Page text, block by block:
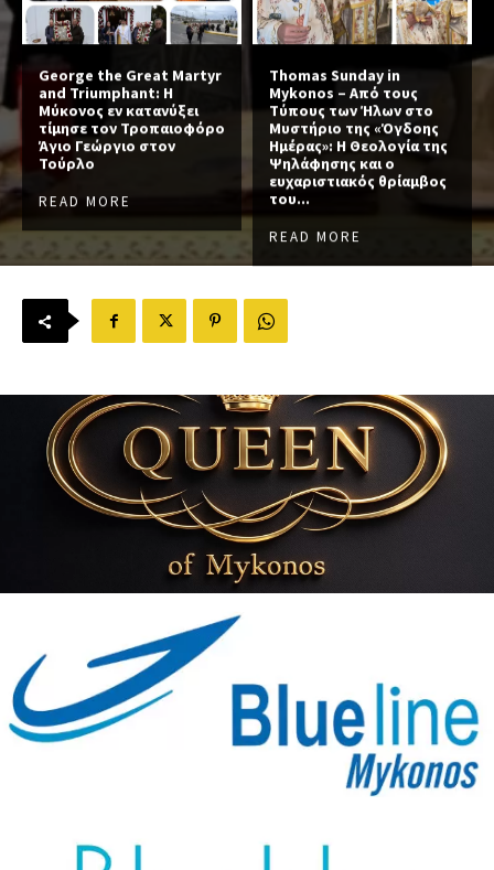
George the Great Martyr
and Triumphant: Η
Μύκονος εν κατανύξει
τίμησε τον Τροπαιοφόρο
Άγιο Γεώργιο στον
Τούρλο
READ MORE
Thomas Sunday in
Mykonos – Από τους
Τύπους των Ήλων στο
Μυστήριο της «Όγδοης
Ημέρας»: Η Θεολογία της
Ψηλάφησης και ο
ευχαριστιακός θρίαμβος
του...
READ MORE